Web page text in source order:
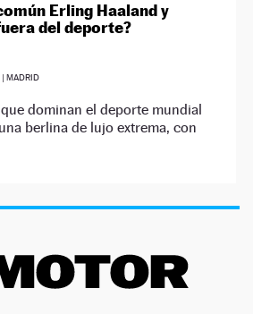
Erling Haaland y
del deporte?
| MADRID
dominan el deporte mundial
berlina de lujo extrema, con